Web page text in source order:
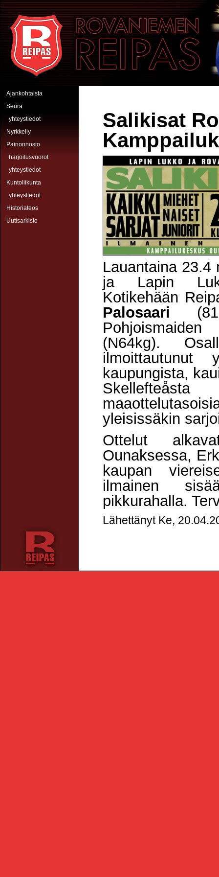
Hyppää pääsisältöön
Rovaniemen Reipas
Ajankohtaista
Seura
yhteystiedot
Nyrkkeily
Painonnosto
harjoitusvuorot
yhteystiedot
Kuntoliikunta
yhteystiedot
Historiateos
Uutisarkisto
Salikisat
Lauantaina 23.4
ja Lapin
Kotikehään
Palosaari
(N64kg).
ilmoittautunut
kaupungista,
yleisissäkin
Ottelut
Ounaksessa,
kaupan
ilmainen
pikkurahalla.
Lähettänyt Ke,